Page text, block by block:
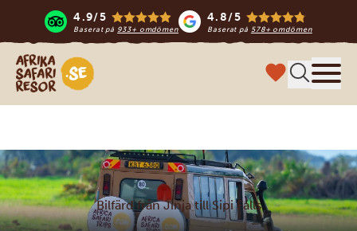
4.9/5
Baserat på 933+ omdömen
4.8/5
Baserat på 578+ omdömen
Safari-resor i Afrika
Bilfärd från Jinja till Sipi Falls